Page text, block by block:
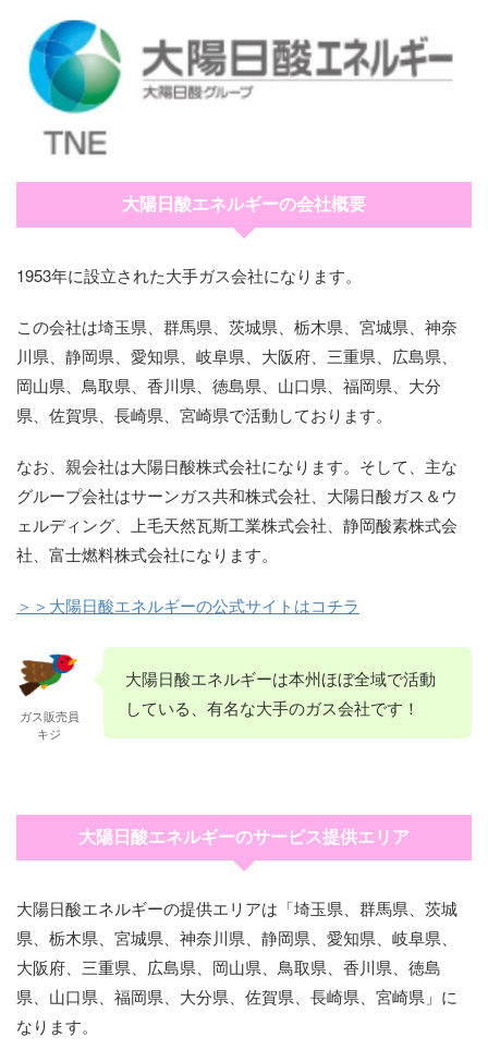
大陽日酸エネルギーの会社概要
1953年に設立された大手ガス会社になります。
この会社は埼玉県、群馬県、茨城県、栃木県、宮城県、神奈
川県、静岡県、愛知県、岐阜県、大阪府、三重県、広島県、
岡山県、鳥取県、香川県、徳島県、山口県、福岡県、大分
県、佐賀県、長崎県、宮崎県で活動しております。
なお、親会社は大陽日酸株式会社になります。そして、主な
グループ会社はサーンガス共和株式会社、大陽日酸ガス＆ウ
ェルディング、上毛天然瓦斯工業株式会社、静岡酸素株式会
社、富士燃料株式会社になります。
＞＞大陽日酸エネルギーの公式サイトはコチラ
ガス販売員
キジ
大陽日酸エネルギーは本州ほぼ全域で活動
している、有名な大手のガス会社です！
大陽日酸エネルギーのサービス提供エリア
大陽日酸エネルギーの提供エリアは「埼玉県、群馬県、茨城
県、栃木県、宮城県、神奈川県、静岡県、愛知県、岐阜県、
大阪府、三重県、広島県、岡山県、鳥取県、香川県、徳島
県、山口県、福岡県、大分県、佐賀県、長崎県、宮崎県」に
なります。